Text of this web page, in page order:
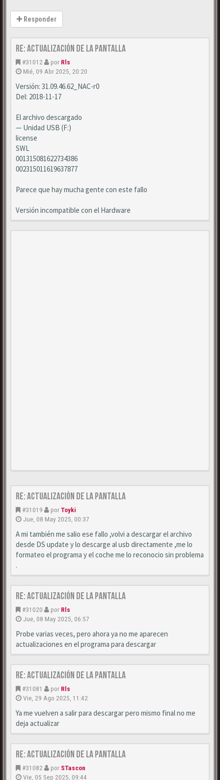
Responder
Re: Actualización de la pantalla
#31012 por Rls
Mié, 09 Abr 2025, 20:20
Versión: 31.09.46.62_NAC-r0
Del: 2018-11-17
El archivo descargado
— Unidad USB (F:)
license
SWL
001315081622734386
002315011619637877
Parece que hay mucha gente con este fallo
Versión incompatible con el Hardware
Re: Actualización de la pantalla
#31019 porToyki
Jue, 08 May 2025, 00:37
A mi también me salio ese fallo ,volvi a descargar el archivo
desde DS update y lo descarge al usb directamente ,me lo
formateo el programa y el coche me lo reconocio sin problema
.
Re: Actualización de la pantalla
#31020 por Rls
Jue, 08 May 2025, 06:57
Probe varias veces, pero ahora ya no me aparecen
actualizaciones en el programa para descargar
Re: Actualización de la pantalla
#31081 por Rls
Vie, 29 Ago 2025, 11:42
Ya me vuelven a salir para descargar pero mismo final no me
deja actualizar
Re: Actualización de la pantalla
#31082 por STascon
Vie, 05 Sep 2025, 09:44